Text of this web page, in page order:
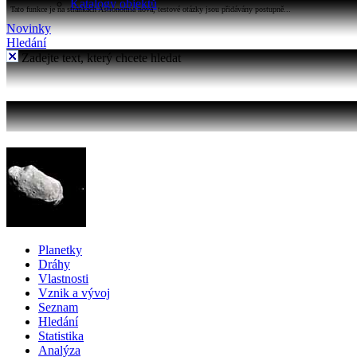
Katalogy objektů
Tato funkce je na stránkách Astronomia nová, testové otázky jsou přidávány postupně...
Novinky
Hledání
Zadejte text, který chcete hledat
Planetky
Dráhy
Vlastnosti
Vznik a vývoj
Seznam
Hledání
Statistika
Analýza